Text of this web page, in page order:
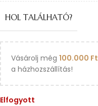
HOL TALÁLHATÓ?
Vásárolj még 100.000 Ft
a házhozszállítás!
Elfogyott